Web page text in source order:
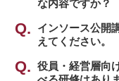
な内容ですか？
弊社公開講座の
５種類のテーマ
す。
インソース公開
えてください。
弊社公開講座の
役員・経営層向